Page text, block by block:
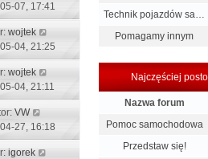
07, 17:41
wojtek
04, 21:25
wojtek
04, 21:11
VW
27, 16:18
igorek
Technik pojazdów sa…
Pomagamy innym
Najczęściej
Nazwa forum
Pomoc samochodowa
Przedstaw się!